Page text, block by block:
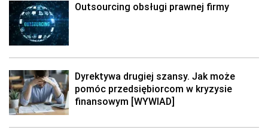
Outsourcing obsługi prawnej firmy
Dyrektywa drugiej szansy. Jak może
pomóc przedsiębiorcom w kryzysie
finansowym [WYWIAD]